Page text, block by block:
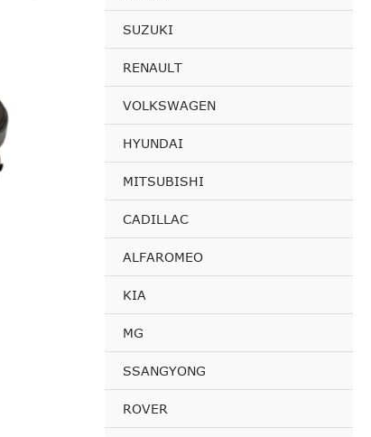
SUZUKI
RENAULT
VOLKSWAGEN
HYUNDAI
MITSUBISHI
CADILLAC
ALFAROMEO
KIA
MG
SSANGYONG
ROVER